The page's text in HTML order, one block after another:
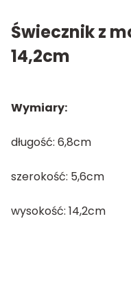
Świecznik z
14,2cm
Wymiary:
długość: 6,8cm
szerokość: 5,6cm
wysokość: 14,2cm